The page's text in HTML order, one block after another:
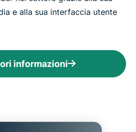
e alla sua interfaccia utente
informazioni